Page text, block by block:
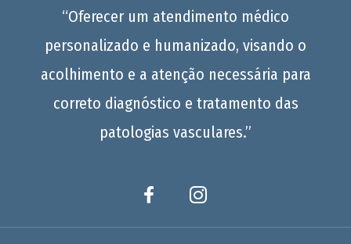
“Oferecer um atendimento médico
personalizado e humanizado, visando o
acolhimento e a atenção necessária para
correto diagnóstico e tratamento das
patologias vasculares.”